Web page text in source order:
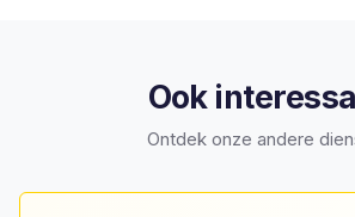
Ook
Ontdek onze andere